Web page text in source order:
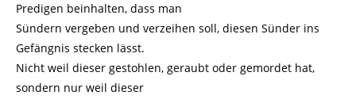
Predigen beinhalten, dass man
Sündern vergeben und verzeihen soll, diesen Sünder ins
Gefängnis stecken lässt.
Nicht weil dieser gestohlen, geraubt oder gemordet hat,
sondern nur weil dieser